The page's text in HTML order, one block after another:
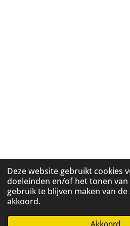
Deze website gebruikt cookies
doeleinden en/of het tonen
gebruik te blijven maken van
akkoord.